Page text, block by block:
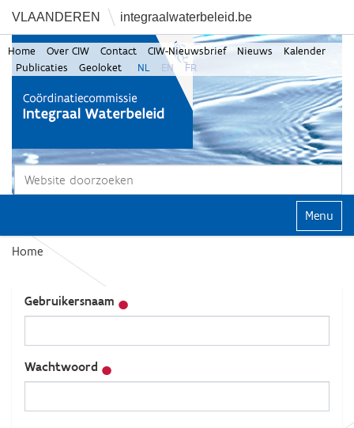
VLAANDEREN integraalwaterbeleid.be
Zoek
Home Over CIW Contact CIW-Nieuwsbrief Nieuws
Kalender
Publicaties
Geoloket NL EN FR
Klap
Home
Gebruikersnaam
Wachtwoord